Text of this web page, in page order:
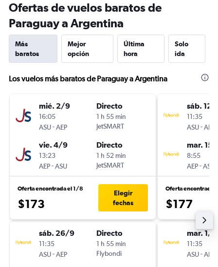
Ofertas de vuelos baratos de
Paraguay a Argentina
Más
baratos
Mejor
opción
Última
hora
Solo
ida
Los vuelos más baratos de Paraguay a Argentina
mié. 2/9
16:05
ASU-AEP
Directo
1 h 55 min
JetSMART
vie. 4/9
13:23
AEP-ASU
Directo
1 h 52 min
JetSMART
Oferta encontrada el 1/8
$173
Elegir
fechas
sáb. 26/9
11:35
ASU-AEP
Directo
1 h 55 min
Flybondi
sáb. 12/
11:35
ASU-AEP
mar.
8:55
AEP-ASU
Oferta encontrada
$177
mar. 1/9
11:35
ASU-AEP